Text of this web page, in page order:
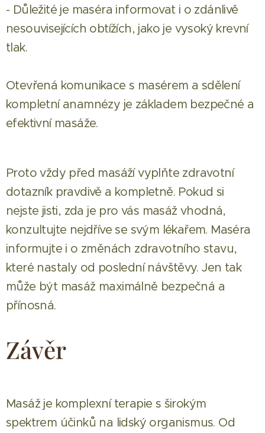
- Důležité je maséra informovat i o zdánlivě
nesouvisejících obtížích, jako je vysoký krevní
tlak.
Otevřená komunikace s masérem a sdělení
kompletní anamnézy je základem bezpečné a
efektivní masáže.
Proto vždy před masáží vyplňte zdravotní
dotazník pravdivě a kompletně. Pokud si
nejste jisti, zda je pro vás masáž vhodná,
konzultujte nejdříve se svým lékařem. Maséra
informujte i o změnách zdravotního stavu,
které nastaly od poslední návštěvy. Jen tak
může být masáž maximálně bezpečná a
přínosná.
Závěr
Masáž je komplexní terapie s širokým
spektrem účinků na lidský organismus. Od